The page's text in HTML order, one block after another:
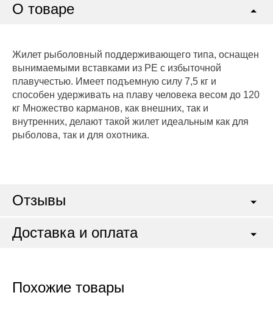
О товаре
Жилет рыболовный поддерживающего типа, оснащен
вынимаемыми вставками из PE с избыточной
плавучестью. Имеет подъемную силу 7,5 кг и
способен удерживать на плаву человека весом до 120
кг Множество карманов, как внешних, так и
внутренних, делают такой жилет идеальным как для
рыболова, так и для охотника.
Отзывы
Доставка и оплата
Похожие товары